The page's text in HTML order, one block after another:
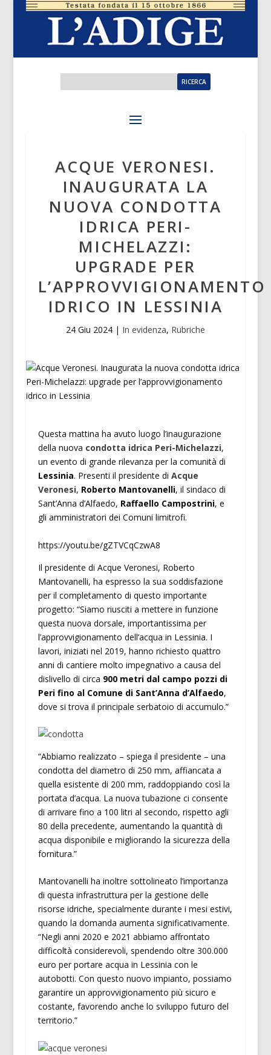
ACQUE VERONESI.
INAUGURATA LA
NUOVA CONDOTTA
IDRICA PERI-
MICHELAZZI:
UPGRADE PER
L’APPROVVIGIONAMENTO
IDRICO IN LESSINIA
24 Giu 2024| In evidenza, Rubriche
Questa mattina ha avuto luogo l’inaugurazione
della nuova condotta idrica Peri-Michelazzi,
un evento di grande rilevanza per la comunità di
Lessinia. Presenti il presidente di Acque
Veronesi, Roberto Mantovanelli, il sindaco di
Sant’Anna d’Alfaedo, Raffaello Campostrini, e
gli amministratori dei Comuni limitrofi.
https://youtu.be/gZTVCqCzwA8
Il presidente di Acque Veronesi, Roberto
Mantovanelli, ha espresso la sua soddisfazione
per il completamento di questo importante
progetto: “Siamo riusciti a mettere in funzione
questa nuova dorsale, importantissima per
l’approvvigionamento dell’acqua in Lessinia. I
lavori, iniziati nel 2019, hanno richiesto quattro
anni di cantiere molto impegnativo a causa del
dislivello di circa 900 metri dal campo pozzi di
Peri fino al Comune di Sant’Anna d’Alfaedo,
dove si trova il principale serbatoio di accumulo.”
“Abbiamo realizzato – spiega il presidente – una
condotta del diametro di 250 mm, affiancata a
quella esistente di 200 mm, raddoppiando così la
portata d’acqua. La nuova tubazione ci consente
di arrivare fino a 100 litri al secondo, rispetto agli
80 della precedente, aumentando la quantità di
acqua disponibile e migliorando la sicurezza della
fornitura.”
Mantovanelli ha inoltre sottolineato l’importanza
di questa infrastruttura per la gestione delle
risorse idriche, specialmente durante i mesi estivi,
quando la domanda aumenta significativamente.
“Negli anni 2020 e 2021 abbiamo affrontato
difficoltà considerevoli, spendendo oltre 300.000
euro per portare acqua in Lessinia con le
autobotti. Con questo nuovo impianto, possiamo
garantire un approvvigionamento più sicuro e
costante, favorendo anche lo sviluppo futuro del
territorio.”